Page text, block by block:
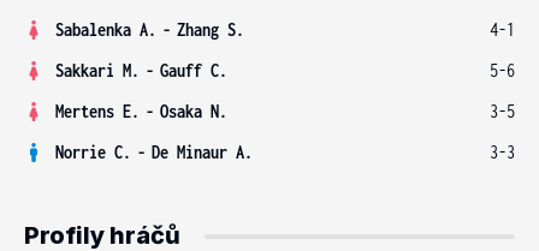
Sabalenka A. - Zhang S.
4-1
Sakkari M. - Gauff C.
5-6
Mertens E. - Osaka N.
3-5
Norrie C. - De Minaur A. 3-3
Profily hráčů